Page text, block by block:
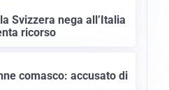
Svizzera nega all’Italia
ricorso
comasco: accusato di